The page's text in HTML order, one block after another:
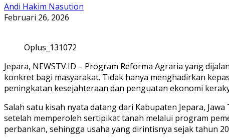
Andi Hakim Nasution
Februari 26, 2026
Oplus_131072
Jepara, NEWSTV.ID – Program Reforma Agraria yang
konkret bagi masyarakat. Tidak hanya menghadirkan
peningkatan kesejahteraan dan penguatan ekonomi
Salah satu kisah nyata datang dari Kabupaten Jepara,
setelah memperoleh sertipikat tanah melalui program
perbankan, sehingga usaha yang dirintisnya sejak tahun